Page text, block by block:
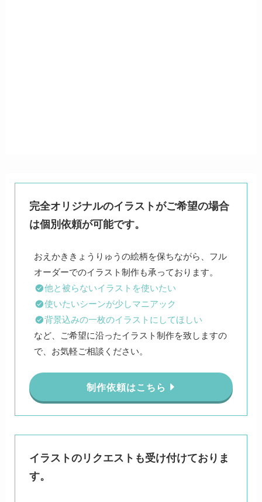
完全オリジナルのイラストがご希望の場合
は個別依頼が可能です。
おえかききょうりゅうの絵柄を保ちながら、フル
他と被らないイラストを使いたい
使いたいシーンが少しマニアック
背景込みの一枚のイラストにしてほしい
など、ご希望に沿ったイラスト制作を致しますの
で、お気軽ご相談ください。
制作依頼はこちら
イラストのリクエストも受け付けておりま
す。